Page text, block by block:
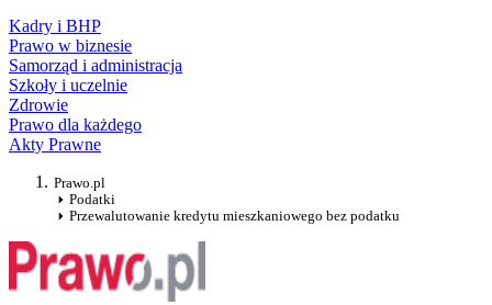
Kadry i BHP
Prawo w biznesie
Samorząd i administracja
Szkoły i uczelnie
Zdrowie
Prawo dla każdego
Akty Prawne
Prawo.pl
Podatki
Przewalutowanie kredytu mieszkaniowego bez podatku